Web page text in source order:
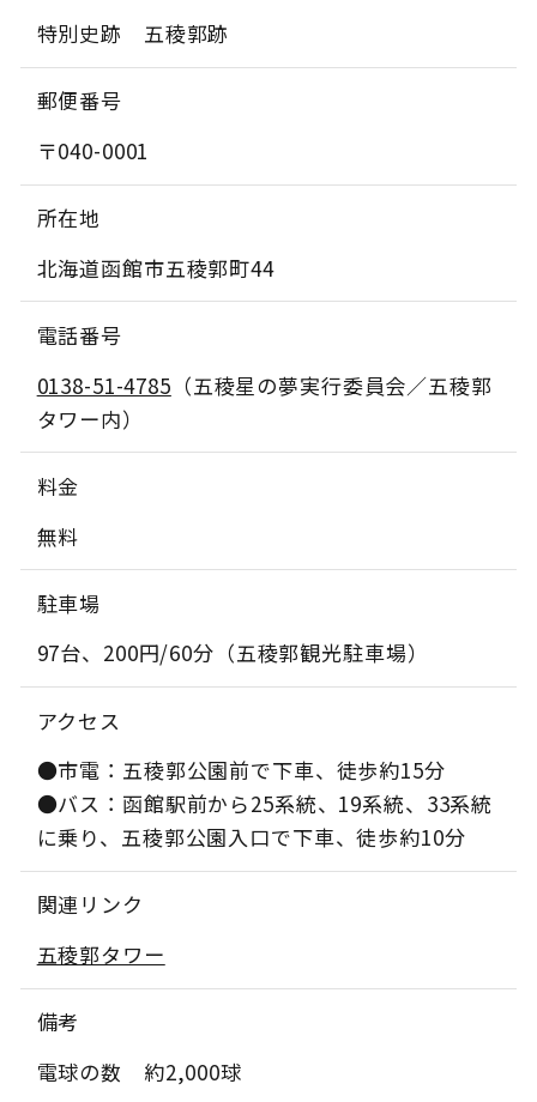
特別史跡 五稜郭跡
郵便番号
〒040-0001
所在地
北海道函館市五稜郭町44
電話番号
0138-51-4785 （五稜星の夢実行委員会／五稜郭
タワー内）
料金
無料
駐車場
97台、200円/60分（五稜郭観光駐車場）
アクセス
●市電：五稜郭公園前で下車、徒歩約15分
●バス：函館駅前から25系統、19系統、33系統
に乗り、五稜郭公園入口で下車、徒歩約10分
関連リンク
五稜郭タワー
備考
電球の数 約2,000球